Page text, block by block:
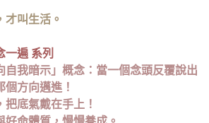
才叫生活。
一遍 系列
自我暗示」概念：當一個念頭反覆說出
個方向邁進！
底氣戴在手上！